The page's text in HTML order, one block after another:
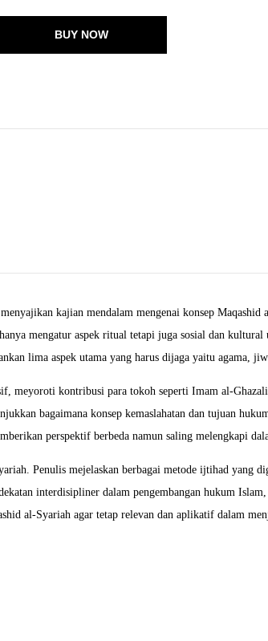
BUY NOW
kajian mendalam mengenai konsep
mengatur aspek ritual tetapi juga sosial dan
lima aspek utama yang harus dijaga yaitu agama,
meyoroti kontribusi para tokoh seperti Imam al-
bagaimana konsep kemaslahatan dan tujuan
perspektif berbeda namun saling melengkapi
Penulis mejelaskan berbagai metode ijtihad yang
interdisipliner dalam pengembangan hukum
al-Syariah agar tetap relevan dan aplikatif dalam